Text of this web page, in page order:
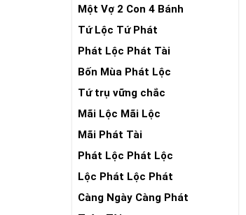
Một Vợ 2 Con 4 Bánh
Tứ Lộc Tứ Phát
Phát Lộc Phát Tài
Bốn Mùa Phát Lộc
Tứ trụ vững chắc
Mãi Lộc Mãi Lộc
Mãi Phát Tài
Phát Lộc Phát Lộc
Lộc Phát Lộc Phát
Càng Ngày Càng Phát